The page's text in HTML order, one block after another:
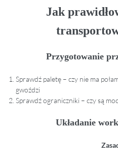
Jak
Przygotowanie
Sprawdź paletę – czy nie ma
gwoździ
Sprawdź ograniczniki – czy są
Układanie